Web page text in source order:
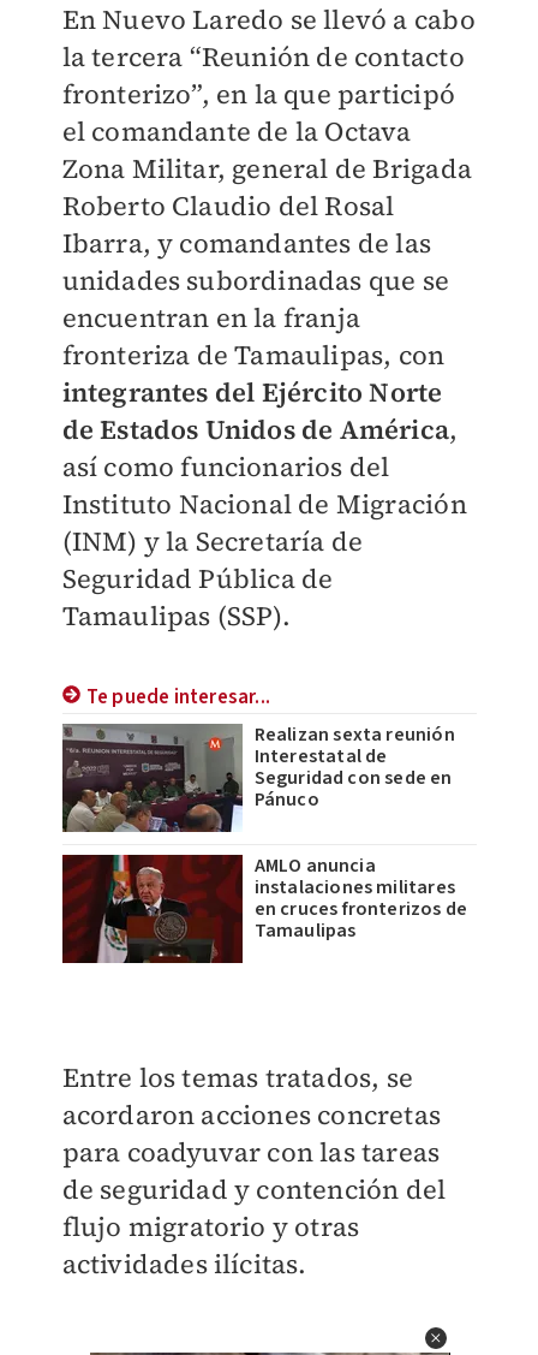
En Nuevo Laredo se llevó a cabo
la tercera “Reunión de contacto
fronterizo”, en la que participó
el comandante de la Octava
Zona Militar, general de Brigada
Roberto Claudio del Rosal
Ibarra, y comandantes de las
unidades subordinadas que se
encuentran en la franja
fronteriza de Tamaulipas, con
integrantes del Ejército Norte
de Estados Unidos de América,
así como funcionarios del
Instituto Nacional de Migración
(INM) y la Secretaría de
Seguridad Pública de
Tamaulipas (SSP).
Te puede interesar...
Realizan sexta reunión
Interestatal de
Seguridad con sede en
Pánuco
AMLO anuncia
instalaciones militares
en cruces fronterizos de
Tamaulipas
Entre los temas tratados, se
acordaron acciones concretas
para coadyuvar con las tareas
de seguridad y contención del
flujo migratorio y otras
actividades ilícitas.